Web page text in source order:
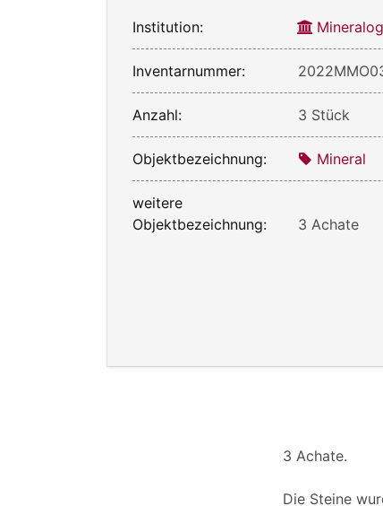
Institution:
Inventarnummer:
Anzahl: 3 Stück
Objektbezeichnung: Mineral
weitere
Objektbezeichnung:
3 Achate
3 Achate.
Die Steine